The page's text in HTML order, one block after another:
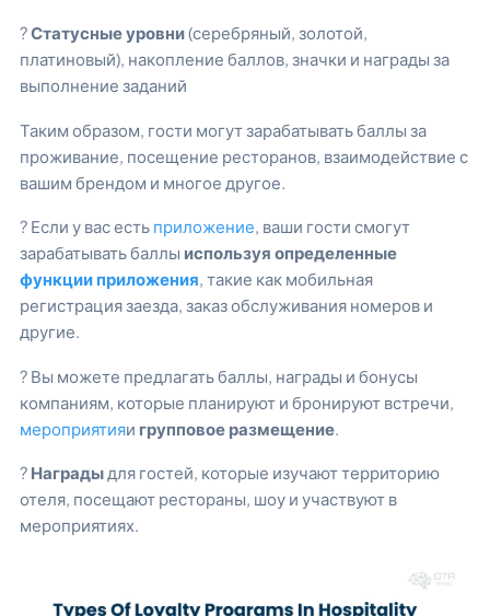
?Статусные уровни(серебряный, золотой,
платиновый), накопление баллов, значки и награды за
выполнение заданий
Таким образом, гости могут зарабатывать баллы за
проживание, посещение ресторанов, взаимодействие с
вашим брендом и многое другое.
? Если у вас есть приложение, ваши гости смогут
зарабатывать баллы используя определенные
функции приложения, такие как мобильная
регистрация заезда, заказ обслуживания номеров и
другие.
? Вы можете предлагать баллы, награды и бонусы
компаниям, которые планируют и бронируют встречи,
мероприятияи групповое размещение
? Награды для гостей, которые изучают территорию
отеля, посещают рестораны, шоу и участвуют в
мероприятиях.